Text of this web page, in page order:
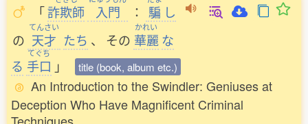
「詐欺師 入門 ： 騙 し
の
てんさい
天才 たち 、 その
かれい
華麗 な
る
てぐち
手口 」 title (book, album etc.)
An Introduction to the Swindler: Geniuses at
Deception Who Have Magnificent Criminal